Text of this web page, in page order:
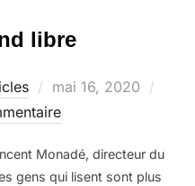
libre
Publié
le
mai 16, 2020
Monadé, directeur du
gens qui lisent sont plus